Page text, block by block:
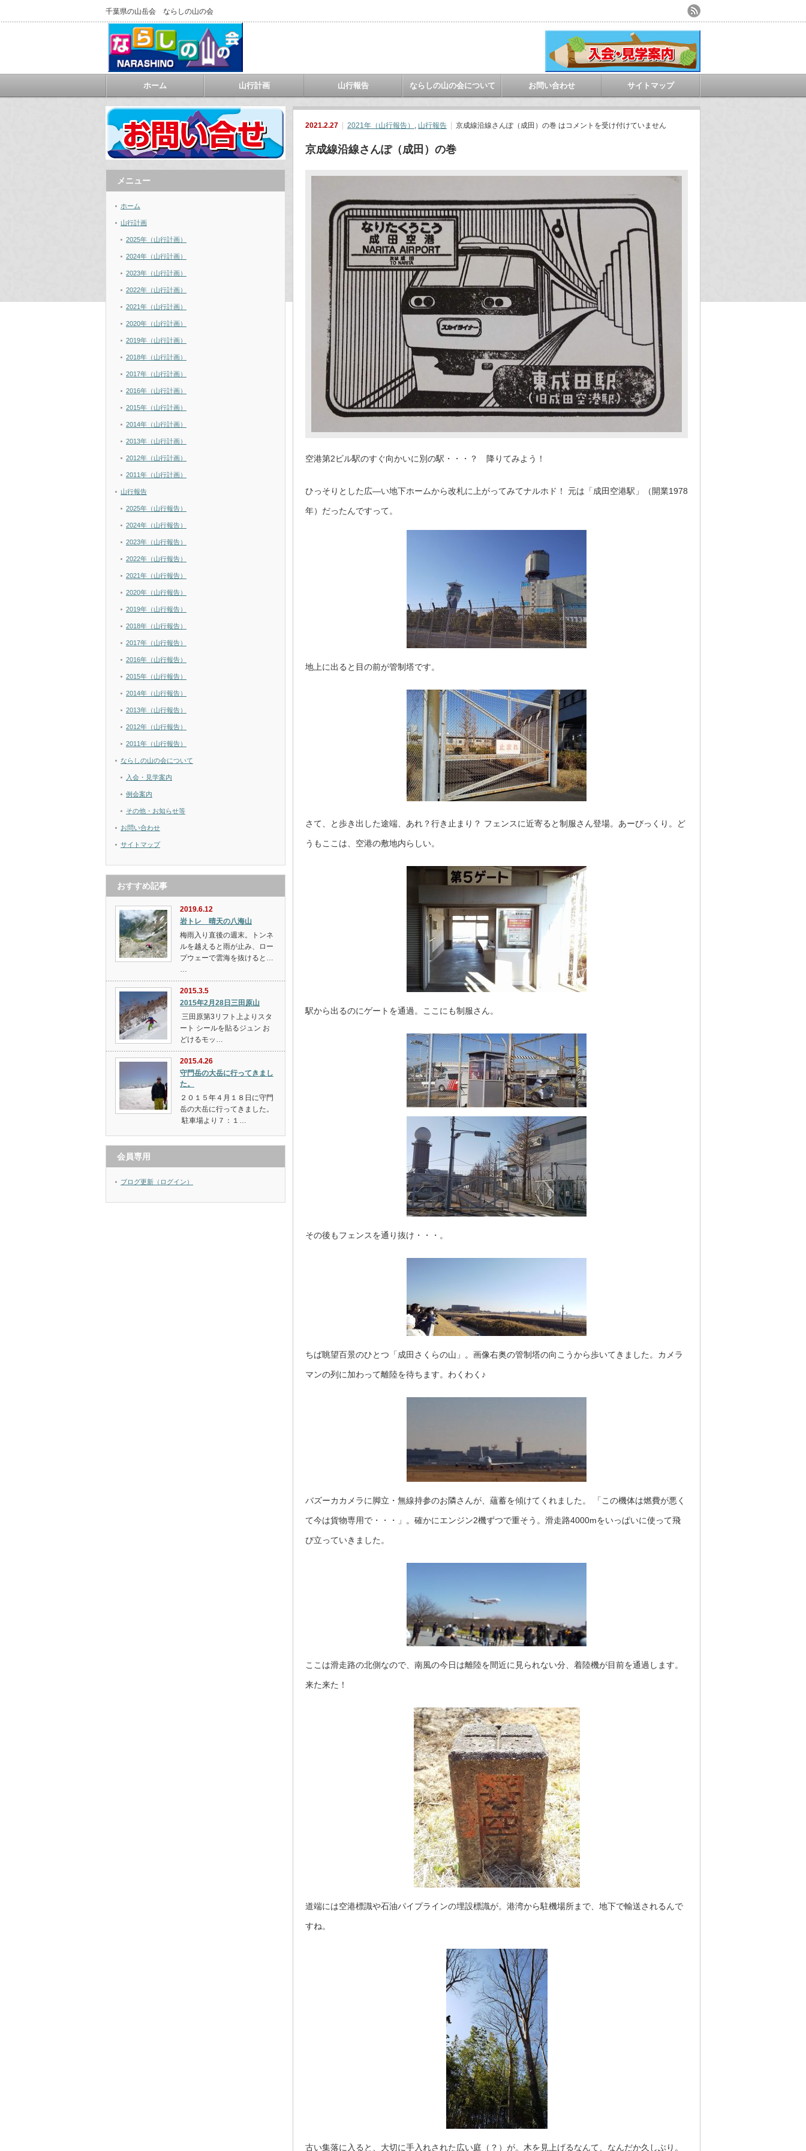
千葉県の山岳会 ならしの山の会
ホーム 山行計画 山行報告 ならしの山の会について お問い合わせ サイトマップ
2021.2.27 2021年（山行報告） , 山行報告 京成線沿線さんぽ（成田）の巻 はコメントを受け付けていません
京成線沿線さんぽ（成田）の巻
空港第2ビル駅のすぐ向かいに別の駅・・・？ 降りてみよう！
ひっそりとした広―い地下ホームから改札に上がってみてナルホド！ 元は「成田空港駅」（開業1978
年）だったんですって。
地上に出ると目の前が管制塔です。
さて、と歩き出した途端、あれ？行き止まり？ フェンスに近寄ると制服さん登場。あーびっくり。ど
うもここは、空港の敷地内らしい。
駅から出るのにゲートを通過。ここにも制服さん。
その後もフェンスを通り抜け・・・。
ちば眺望百景のひとつ「成田さくらの山」。画像右奥の管制塔の向こうから歩いてきました。カメラ
マンの列に加わって離陸を待ちます。わくわく♪
バズーカカメラに脚立・無線持参のお隣さんが、蘊蓄を傾けてくれました。 「この機体は燃費が悪く
て今は貨物専用で・・・」。確かにエンジン2機ずつで重そう。滑走路4000mをいっぱいに使って飛
び立っていきました。
ここは滑走路の北側なので、南風の今日は離陸を間近に見られない分、着陸機が目前を通過します。
来た来た！
道端には空港標識や石油パイプラインの埋設標識が。港湾から駐機場所まで、地下で輸送されるんで
すね。
古い集落に入ると、大切に手入れされた広い庭（？）が。木を見上げるなんて、なんだか久しぶり。
メニュー
ホーム
山行計画
2025年（山行計画）
2024年（山行計画）
2023年（山行計画）
2022年（山行計画）
2021年（山行計画）
2020年（山行計画）
2019年（山行計画）
2018年（山行計画）
2017年（山行計画）
2016年（山行計画）
2015年（山行計画）
2014年（山行計画）
2013年（山行計画）
2012年（山行計画）
2011年（山行計画）
山行報告
2025年（山行報告）
2024年（山行報告）
2023年（山行報告）
2022年（山行報告）
2021年（山行報告）
2020年（山行報告）
2019年（山行報告）
2018年（山行報告）
2017年（山行報告）
2016年（山行報告）
2015年（山行報告）
2014年（山行報告）
2013年（山行報告）
2012年（山行報告）
2011年（山行報告）
ならしの山の会について
入会・見学案内
例会案内
その他・お知らせ等
お問い合わせ
サイトマップ
おすすめ記事
2019.6.12
岩トレ 晴天の八海山
梅雨入り直後の週末。トンネ
ルを越えると雨が止み、ロー
プウェーで雲海を抜けると…
…
2015.3.5
2015年2月28日三田原山
三田原第3リフト上よりスタ
ート シールを貼るジュン お
どけるモッ…
2015.4.26
守門岳の大岳に行ってきまし
た。
２０１５年４月１８日に守門
岳の大岳に行ってきました。
駐車場より７：１…
会員専用
ブログ更新（ログイン）